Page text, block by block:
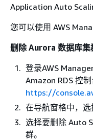
Application Auto
您可以使用 AWS
删除 Aurora 数据库
登录AWS
Amazon RDS 控制
https://
在导航窗格中，选
选择要删除 Auto
群。